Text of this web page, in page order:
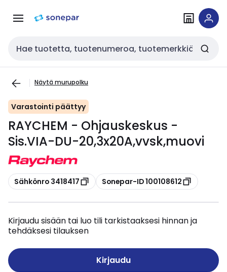
navigointiinsisältöön
Haku
Näytä murupolku
Varastointi päättyy
RAYCHEM - Ohjauskeskus -
Sis.VIA-DU-20,3x20A,vvsk,muovi
Kopioi
Sähkönro 3418417 Kopioi
Sonepar-ID 100108612
Kirjaudu sisään tai luo tili tarkistaaksesi hinnan ja
tehdäksesi tilauksen
Kirjaudu